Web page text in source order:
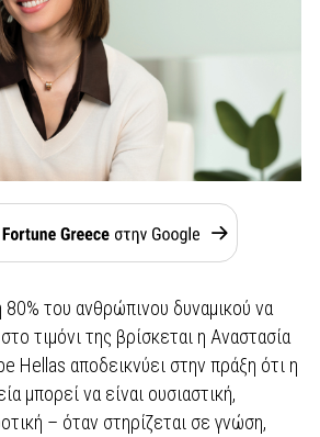
του ανθρώπινου δυναμικού να
τιμόνι της βρίσκεται η Αναστασία
Hellas αποδεικνύει στην πράξη ότι η
μπορεί να είναι ουσιαστική,
– όταν στηρίζεται σε γνώση,